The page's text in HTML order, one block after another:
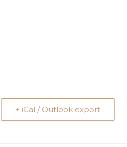
+ iCal / Outlook export